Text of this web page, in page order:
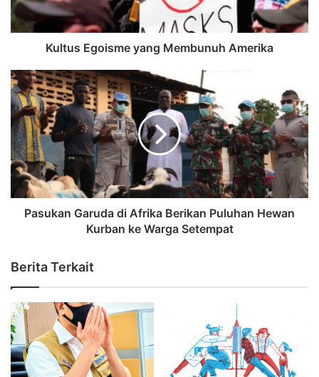
Kultus Egoisme yang Membunuh Amerika
Pasukan Garuda di Afrika Berikan Puluhan Hewan
Kurban ke Warga Setempat
Berita Terkait